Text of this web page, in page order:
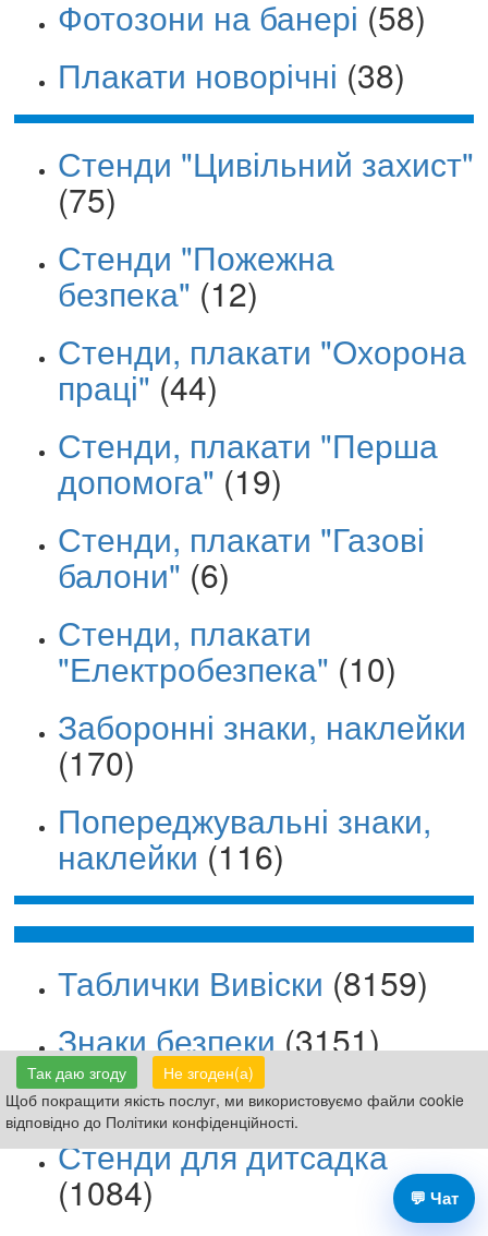
Так даю згоду
Не згоден(а)
Щоб покращити якість послуг, ми використовуємо файли cookie
відповідно до Політики конфіденційності.
Фотозони на банері (58)
Плакати новорічні (38)
Стенди "Цивільний захист"
(75)
Стенди "Пожежна
безпека" (12)
Стенди, плакати "Охорона
праці" (44)
Стенди, плакати "Перша
допомога" (19)
Стенди, плакати "Газові
балони" (6)
Стенди, плакати
"Електробезпека" (10)
Заборонні знаки, наклейки
(170)
Попереджувальні знаки,
наклейки (116)
Таблички Вивіски (8159)
Знаки безпеки(3151)
Стенди для школи(4399)
Стенди для дитсадка
(1084)
💬 Чат